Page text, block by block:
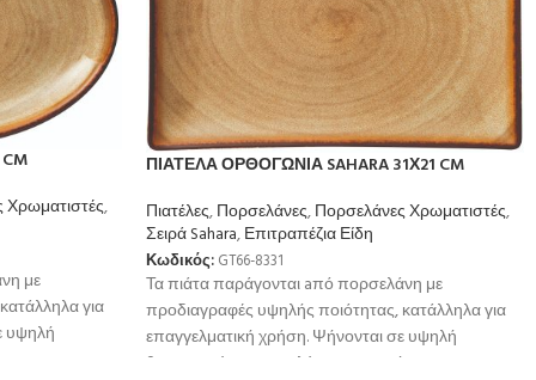
,
με
για
υψηλή
ΠΙΑΤΕΛΑ ΟΡΘΟΓΩΝΙΑ SAHARA 31Χ21 CM
Πιατέλες,Πορσελάνες,Πορσελάνες Χρωματιστές,
Σειρά Sahara,Επιτραπέζια Είδη
Κωδικός: GT66-8331
Τα πιάτα παράγονται aπό πορσελάνη με
προδιαγραφές υψηλής ποιότητας, κατάλληλα για
επαγγελματική χρήση. Ψήνονται σε υψηλή
θερμοκρσία για μεγαλύτερη αντοχή